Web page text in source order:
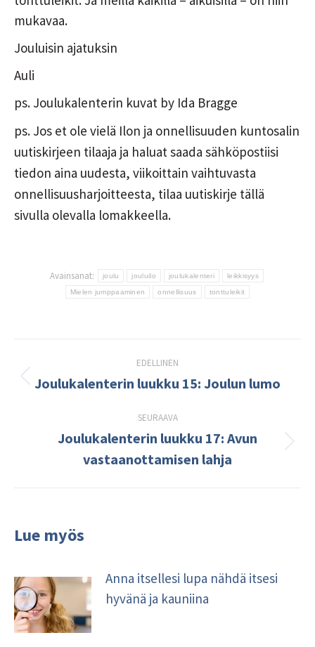
mukavaa.
Jouluisin ajatuksin
Auli
ps. Joulukalenterin kuvat by Ida Bragge
ps. Jos et ole vielä Ilon ja onnellisuuden kuntosalin
uutiskirjeen tilaaja ja haluat saada sähköpostiisi
tiedon aina uudesta, viikoittain vaihtuvasta
onnellisuusharjoitteesta, tilaa uutiskirje tällä
sivulla olevalla lomakkeella.
Avainsanat: joulu jouluilo joulukalenteri leikkisyys
Mielen jumppaaminen onnellisuus tonttuleikit
navigation
EDELLINEN
Edellinen
Joulukalenterin luukku 15: Joulun lumo
SEURAAVA
kirjoitus:
Joulukalenterin luukku 17: Avun
vastaanottamisen lahja
Lue myös
Anna itsellesi lupa nähdä itsesi
hyvänä ja kauniina